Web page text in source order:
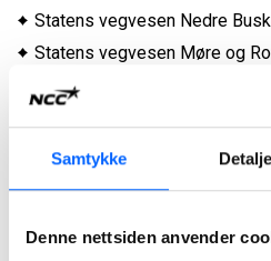
Samtykke
Denne nettsiden anvender
Statens vegvesen Nedre
Statens vegvesen Møre og
Statens vegvesen Trøndelag
Agder FK Agder Øst
Vestland FK Vegforsterkning